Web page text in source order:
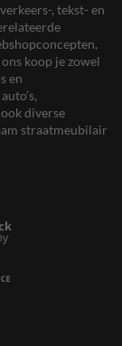
, tekst- en
koop je zowel
en
diverse
straatmeubilair